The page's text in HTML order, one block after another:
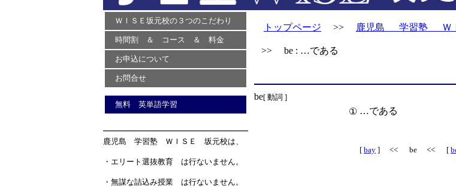
ＷＩＳＥ坂元校の３つのこだわり
時間割 ＆ コース ＆ 料金
お申込について
お問合せ
無料 英単語学習
鹿児島 学習塾 ＷＩＳＥ 坂元校は、
・エリート選抜教育 は行ないません。
・無謀な詰込み授業 は行ないません。
トップページ >> 鹿児島 学習塾 Ｗ
>> be : …である
be[ 動詞 ]
① …である
[ bay ] << be << [